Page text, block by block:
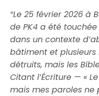
“Le 25 février 2026 à
de PK4 a été
dans un contexte
bâtiment et
détruits, mais les
Citant l’Écriture — «
mais mes paroles ne